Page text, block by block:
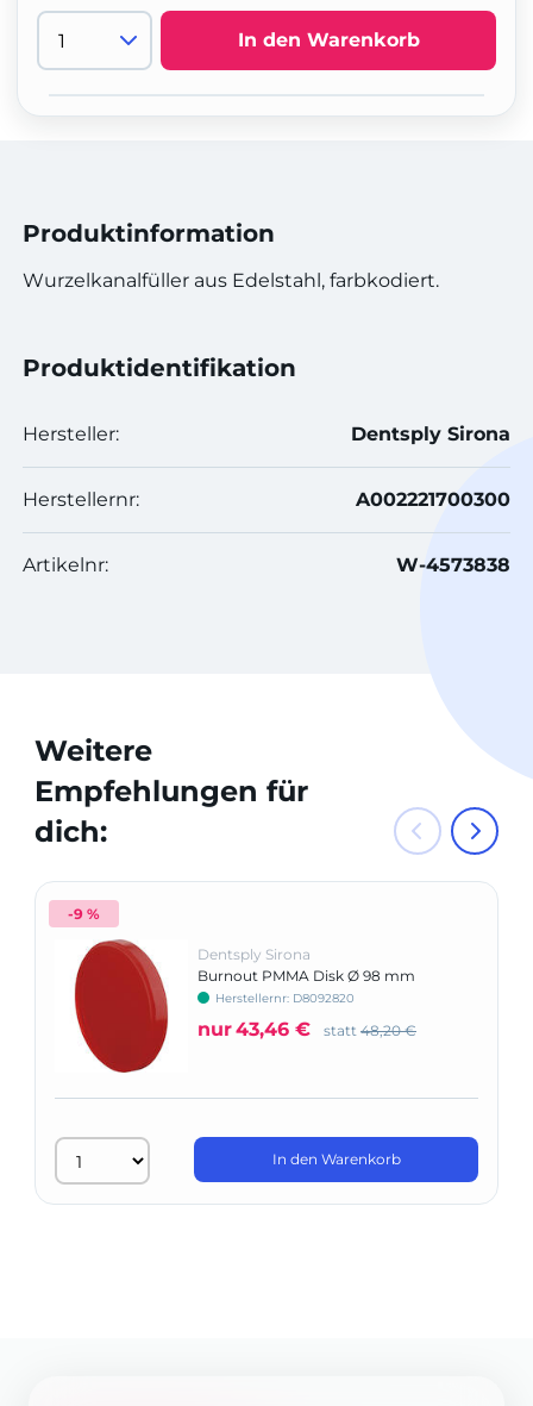
In den Warenkorb
Produktinformation
Wurzelkanalfüller aus Edelstahl, farbkodiert.
Produktidentifikation
Hersteller: Dentsply Sirona
Herstellernr: A002221700300
Artikelnr: W-4573838
Weitere
Empfehlungen für
dich:
-9 %
Dentsply Sirona
Burnout PMMA Disk Ø 98 mm
Herstellernr: D8092820
nur43,46 € statt 48,20 €
In den Warenkorb